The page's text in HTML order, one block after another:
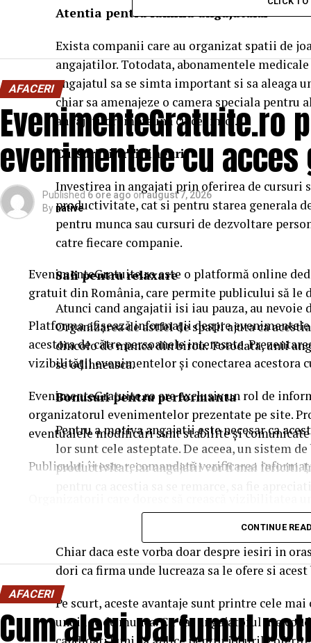
Atentia pentru familia angajatului
Exista companii care au organizat spatii de
angajatilor. Totodata, abonamentele
angajatul sa se simta important si sa aleaga
chiar sa amenajeze o camera speciala pentru
angajatilor impreuna cu cei mici.
Cursuri si traininguri
Investirea in angajati prin oferirea de cursuri
productivitate, cat si pentru starea generala
pentru munca sau cursuri de dezvoltare
catre fiecare companie.
Sali pentru relaxare
Atunci cand angajatii isi iau pauza, au nevoie
Organizarea de astfel de spatii ajuta ca
dincolo de munca din birou. Totodata, unii
se odihneasca.
Bonusuri pentru performanta
Pentru a motiva angajatii este necesar ca
lor sunt cele asteptate. De aceea, un sistem
productivitat, iar angajatii vor fi mai fericiti.
Team building-uri
Chiar daca este vorba doar despre iesiri in
dori ca firma unde lucreaza sa le ofere si
Pe scurt, aceste avantaje sunt printre cele
unui loc de munca. Cu cat angajatorul are
AFACERI
EvenimenteGratuite.ro
evenimentele cu
Published 6 ore ago onaugust 7, 2026
By native
EvenimenteGratuite.ro este o platformă online
gratuit din România, care permite publicului să le
Platforma afișează informații despre
acestora de către persoanele interesate.
vizibilității evenimentelor și conectarea acestora
EvenimenteGratuite.ro are exclusiv un rol de
organizatorul evenimentelor prezentate pe site.
eventualele modificări sunt stabilite și
Publicului îi este recomandată verificarea
solicita o ofertă de promovare din partea echipei
CONTINUE
AFACERI
Cum alegi parfumul